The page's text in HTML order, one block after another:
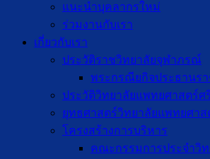
แนะนำบุคลากรใหม่
ร่วมงานกับเรา
เกี่ยวกับเรา
ประวัติราชวิทยาลัยจุฬาภรณ์
พระกรณียกิจประธานร
ประวัติวิทยาลัยแพทยศาสตร์
ยุทธศาสตร์วิทยาลัยแพทยศา
โครงสร้างการบริหาร
คณะกรรมการประจำวิ